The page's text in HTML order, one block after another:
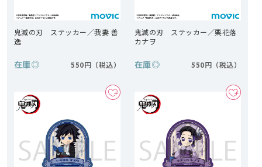
鬼滅の刃 ステッカー／我妻 善
逸
在庫◎ 550円
鬼滅の刃 ステッカー／栗花落
カナヲ
在庫◎ 550円